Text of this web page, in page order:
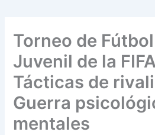
Torneo de
Juvenil de la
Tácticas de
Guerra
mentales